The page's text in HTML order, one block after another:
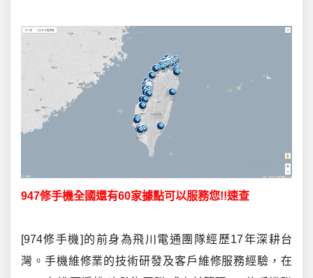
947修手機全國還有60家據點可以服務您!!速查
[974修手機]的前身為飛川電通團隊經歷17年深耕台
灣。手機維修業的技術研發及客戶維修服務經驗，在